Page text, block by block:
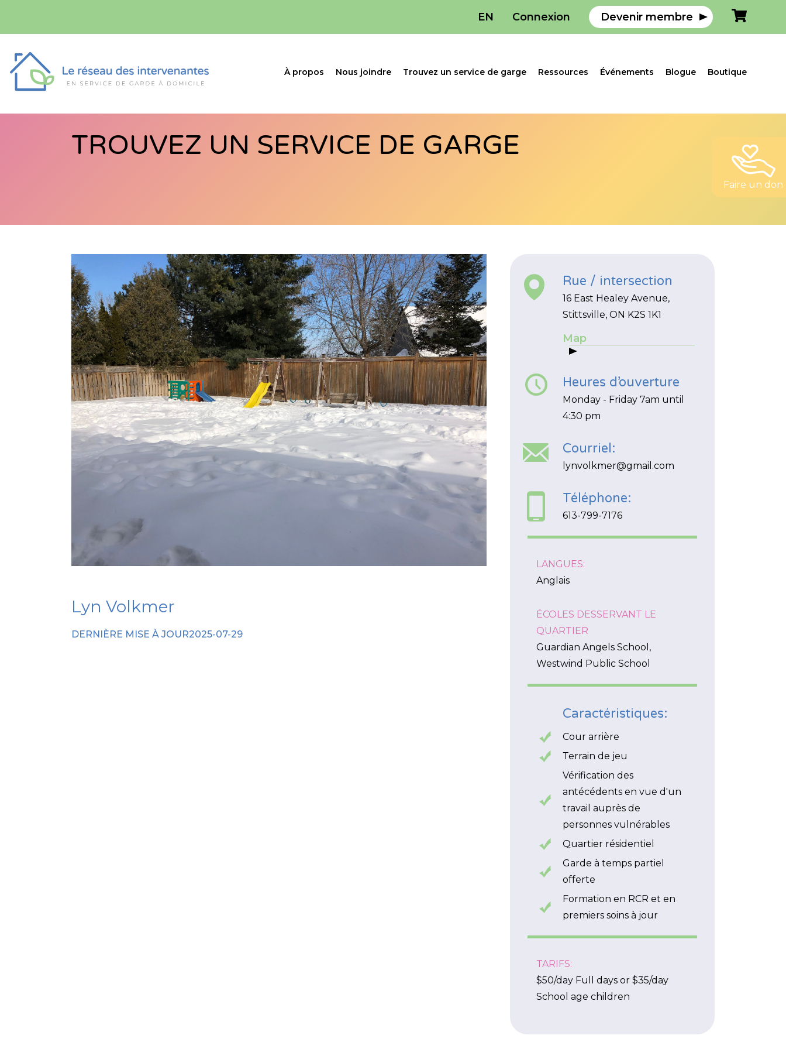
À propos Nous joindre Trouvez un service de garge Ressources Événements Blogue Boutique
EN Connexion Devenir membre
Faire un don
TROUVEZ UN SERVICE DE GARGE
Lyn Volkmer
DERNIÈRE MISE À JOUR2025-07-29
Rue / intersection
16 East Healey Avenue,
Stittsville, ON K2S 1K1
Map
Heures d’ouverture
Monday - Friday 7am until
4:30 pm
Courriel:
lynvolkmer@gmail.com
Téléphone:
613-799-7176
LANGUES:
Anglais
ÉCOLES DESSERVANT LE
QUARTIER
Guardian Angels School,
Westwind Public School
Caractéristiques:
Cour arrière
Terrain de jeu
Vérification des
antécédents en vue d'un
travail auprès de
personnes vulnérables
Quartier résidentiel
Garde à temps partiel
offerte
Formation en RCR et en
premiers soins à jour
TARIFS:
$50/day Full days or $35/day
School age children
required
NOM
*